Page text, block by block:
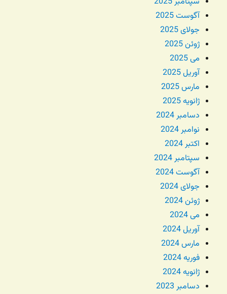
آگوست 2025
جولای 2025
ژوئن 2025
می 2025
آوریل 2025
مارس 2025
ژانویه 2025
دسامبر 2024
نوامبر 2024
اکتبر 2024
سپتامبر 2024
آگوست 2024
جولای 2024
ژوئن 2024
می 2024
آوریل 2024
مارس 2024
فوریه 2024
ژانویه 2024
دسامبر 2023